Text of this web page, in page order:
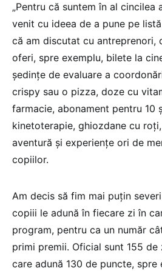
„Pentru că suntem în al cincilea
venit cu ideea de a pune pe
că am discutat cu antreprenori,
oferi, spre exemplu, bilete la
şedinţe de evaluare a
crispy sau o pizza, doze cu
farmacie, abonament pentru 10
kinetoterapie, ghiozdane cu
aventură şi experienţe ori de
copiilor.
Am decis să fim mai puţin
copiii le adună în fiecare zi în
program, pentru ca un număr
primi premii. Oficial sunt 155 de
care adună 130 de puncte,